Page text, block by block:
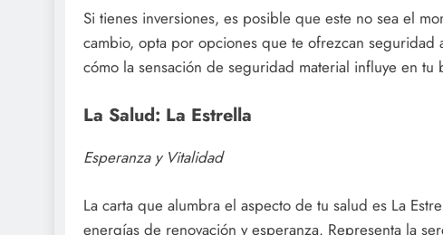
Si tienes inversiones, es posible que este no sea el
cambio, opta por opciones que te ofrezcan seguridad
cómo la sensación de seguridad material influye en tu
La Salud: La Estrella
Esperanza y Vitalidad
La carta que alumbra el aspecto de tu salud es La
energías de renovación y esperanza. Representa la